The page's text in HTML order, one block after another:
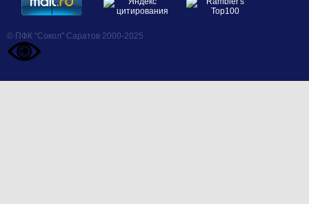
© ПФК "Сокол" Саратов 2000-2025